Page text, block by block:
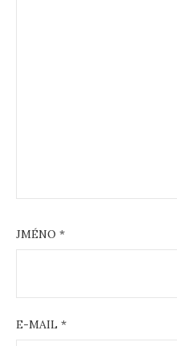
JMÉNO *
E-MAIL *